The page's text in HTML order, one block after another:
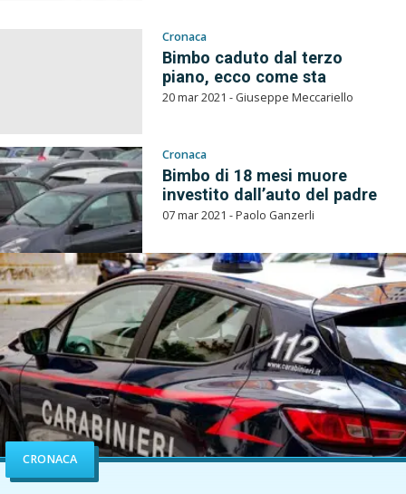
Cronaca
Bimbo caduto dal terzo
piano, ecco come sta
20 mar 2021 - Giuseppe Meccariello
Cronaca
Bimbo di 18 mesi muore
investito dall’auto del padre
07 mar 2021 - Paolo Ganzerli
CRONACA